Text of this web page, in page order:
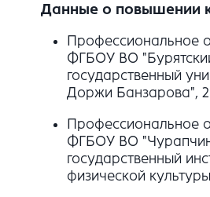
Данные о повышении
Профессиональное
ФГБОУ ВО
государственный
Доржи Банзарова",
Профессиональное
ФГБОУ ВО
государственный
физической